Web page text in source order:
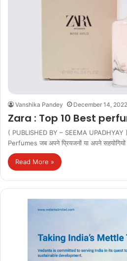
Vanshika Pandey December 14, 2022
Zara : Top 10 Best
( PUBLISHED BY – SEEMA
Perfumes जब अपने प्रियजनों या अपने
Read More »